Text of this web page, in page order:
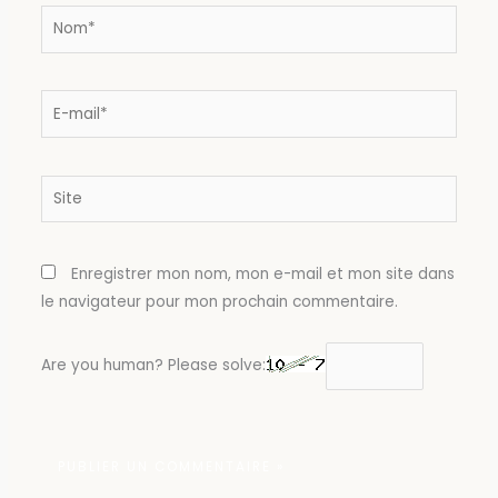
Nom*
E-
Site
Enregistrer mon nom, mon e-mail et mon site dans
le navigateur pour mon prochain commentaire.
Are you human? Please solve: